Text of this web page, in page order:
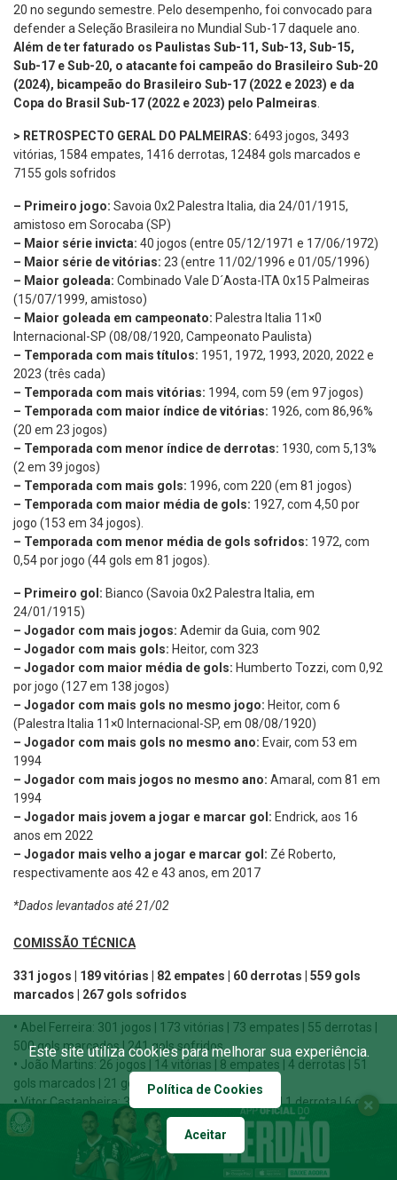
20 no segundo semestre. Pelo desempenho, foi convocado para
defender a Seleção Brasileira no Mundial Sub-17 daquele ano.
Além de ter faturado os Paulistas Sub-11, Sub-13, Sub-15,
Sub-17 e Sub-20, o atacante foi campeão do Brasileiro Sub-20
(2024), bicampeão do Brasileiro Sub-17 (2022 e 2023) e da
Copa do Brasil Sub-17 (2022 e 2023) pelo Palmeiras
> RETROSPECTO GERAL DO PALMEIRAS: 6493 jogos, 3493
vitórias, 1584 empates, 1416 derrotas, 12484 gols marcados e
7155 gols sofridos
– Primeiro jogo: Savoia 0x2 Palestra Italia, dia 24/01/1915,
amistoso em Sorocaba (SP)
– Maior série invicta: 40 jogos (entre 05/12/1971 e 17/06/1972)
– Maior série de vitórias: 23 (entre 11/02/1996 e 01/05/1996)
– Maior goleada: Combinado Vale D´Aosta-ITA 0x15 Palmeiras
(15/07/1999, amistoso)
– Maior goleada em campeonato: Palestra Italia 11×0
Internacional-SP (08/08/1920, Campeonato Paulista)
– Temporada com mais títulos: 1951, 1972, 1993, 2020, 2022 e
2023 (três cada)
– Temporada com mais vitórias: 1994, com 59 (em 97 jogos)
– Temporada com maior índice de vitórias: 1926, com 86,96%
(20 em 23 jogos)
– Temporada com menor índice de derrotas: 1930, com 5,13%
(2 em 39 jogos)
– Temporada com mais gols: 1996, com 220 (em 81 jogos)
– Temporada com maior média de gols: 1927, com 4,50 por
jogo (153 em 34 jogos).
– Temporada com menor média de gols sofridos: 1972, com
0,54 por jogo (44 gols em 81 jogos).
– Primeiro gol: Bianco (Savoia 0x2 Palestra Italia, em
24/01/1915)
– Jogador com mais jogos: Ademir da Guia, com 902
– Jogador com mais gols: Heitor, com 323
– Jogador com maior média de gols: Humberto Tozzi, com 0,92
por jogo (127 em 138 jogos)
– Jogador com mais gols no mesmo jogo: Heitor, com 6
(Palestra Italia 11×0 Internacional-SP, em 08/08/1920)
– Jogador com mais gols no mesmo ano: Evair, com 53 em
1994
– Jogador com mais jogos no mesmo ano: Amaral, com 81 em
1994
– Jogador mais jovem a jogar e marcar gol: Endrick, aos 16
anos em 2022
– Jogador mais velho a jogar e marcar gol: Zé Roberto,
respectivamente aos 42 e 43 anos, em 2017
*Dados levantados até 21/02
COMISSÃO TÉCNICA
331 jogos | 189 vitórias | 82 empates | 60 derrotas | 559 gols
marcados | 267 gols sofridos
• Abel Ferreira: 301 jogos | 173 vitórias | 73 empates | 55 derrotas |
500 gols marcados | 241 gols sofridos
• João Martins: 26 jogos | 14 vitórias | 8 empates | 4 derrotas | 51
gols marcados | 21 gols sofridos
•Vitor Castanheira: 3 jogos | 1 vitória | 1 empate | 1 derrota | 6 gols
marcados | 4 gols sofridos
•Carlos Martinho: 1 jogo | 1 vitória | 0 empate | 0 derrota | 2 gols
marcados | 1 gol sofrido
Este site utiliza cookies para melhorar sua experiência.
Política de Cookies
Aceitar